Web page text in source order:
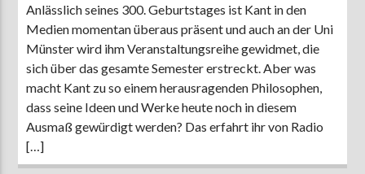
Anlässlich seines 300. Geburtstages ist Kant in den
Medien momentan überaus präsent und auch an der Uni
Münster wird ihm Veranstaltungsreihe gewidmet, die
sich über das gesamte Semester erstreckt. Aber was
macht Kant zu so einem herausragenden Philosophen,
dass seine Ideen und Werke heute noch in diesem
Ausmaß gewürdigt werden? Das erfahrt ihr von Radio
[…]